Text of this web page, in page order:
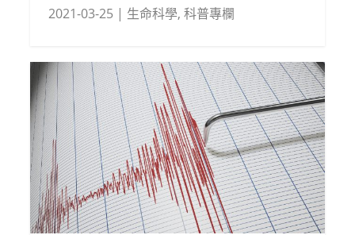
2021-03-25| 生命科學, 科普專欄